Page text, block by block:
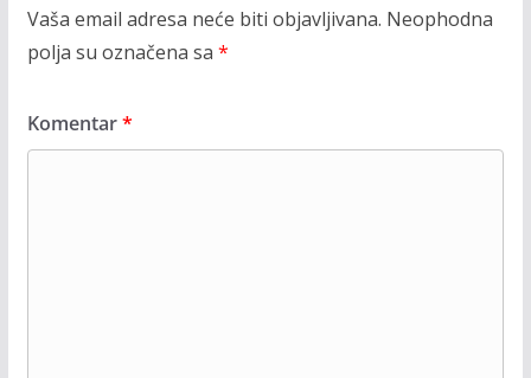
Vaša email adresa neće biti objavljivana. Neophodna
polja su označena sa *
Komentar*